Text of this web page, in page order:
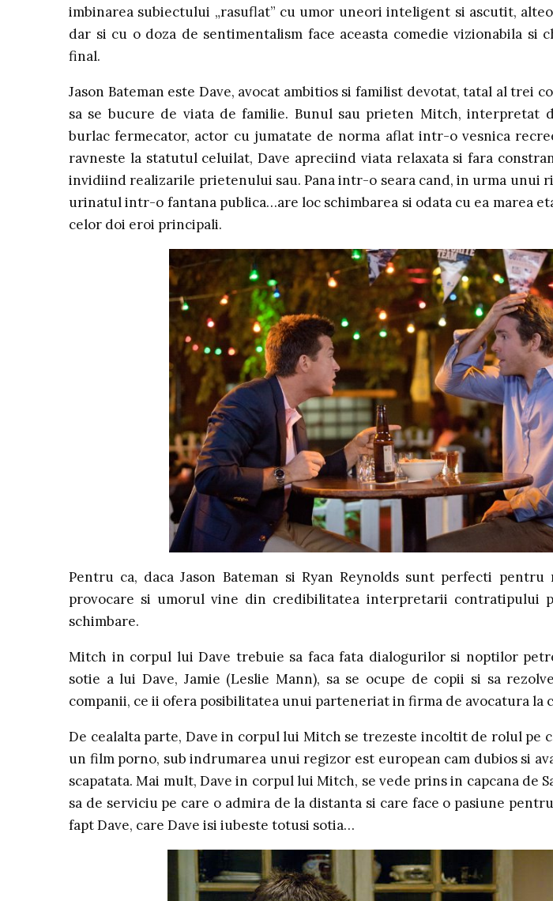
imbinarea subiectului „rasuflat” cu umor uneori inteligent si ascutit,
dar si cu o doza de sentimentalism face aceasta comedie vizionabila si
final.
Jason Bateman este Dave, avocat ambitios si familist devotat, tatal al trei
sa se bucure de viata de familie. Bunul sau prieten Mitch, interpretat
burlac fermecator, actor cu jumatate de norma aflat intr-o vesnica
ravneste la statutul celuilat, Dave apreciind viata relaxata si fara
invidiind realizarile prietenului sau. Pana intr-o seara cand, in urma unui
urinatul intr-o fantana publica…are loc schimbarea si odata cu ea marea
celor doi eroi principali.
Pentru ca, daca Jason Bateman si Ryan Reynolds sunt perfecti
provocare si umorul vine din credibilitatea interpretarii contratipului
schimbare.
Mitch in corpul lui Dave trebuie sa faca fata dialogurilor si noptilor
sotie a lui Dave, Jamie (Leslie Mann), sa se ocupe de copii si sa
companii, ce ii ofera posibilitatea unui parteneriat in firma de avocatura la
De cealalta parte, Dave in corpul lui Mitch se trezeste incoltit de rolul pe
un film porno, sub indrumarea unui regizor est european cam dubios si
scapatata. Mai mult, Dave in corpul lui Mitch, se vede prins in capcana de
sa de serviciu pe care o admira de la distanta si care face o pasiune
fapt Dave, care Dave isi iubeste totusi sotia…